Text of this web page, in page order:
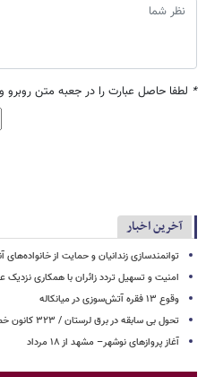
* لطفا حاصل عبارت را در جعبه متن روبرو
آخرین اخبار
توانمندسازی زندانیان و حمایت از
امنیت و تسهیل تردد زائران با همکاری
وقوع ۱۳ فقره آتش‌سوزی در میانکاله
تحول بی سابقه در برق لرستان / ۳۲۳ کانون خطر ایمن سازی و تجهیز شد
آغاز پروازهای نوشهر– مشهد از ۱۸ مرداد